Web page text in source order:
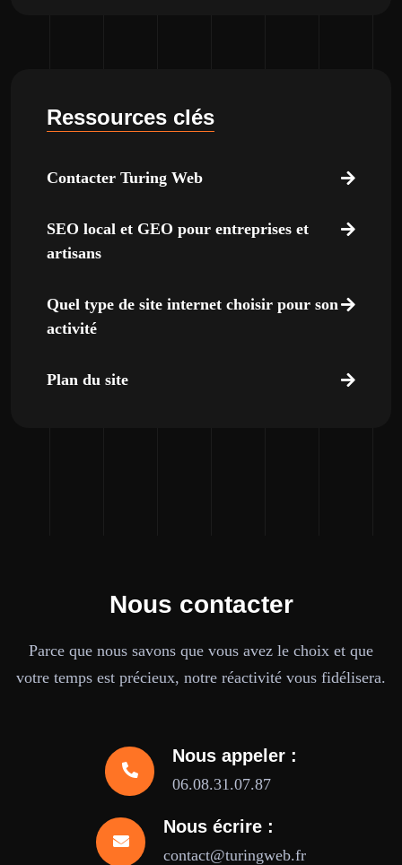
Ressources clés
Contacter Turing Web
SEO local et GEO pour entreprises et
artisans
Quel type de site internet choisir pour son
activité
Plan du site
Nous contacter
Parce que nous savons que vous avez le choix et que
votre temps est précieux, notre réactivité vous fidélisera.
Nous appeler :
06.08.31.07.87
Nous écrire :
contact@turingweb.fr